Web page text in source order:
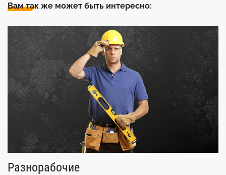
Вам так же может быть интересно:
Разнорабочие